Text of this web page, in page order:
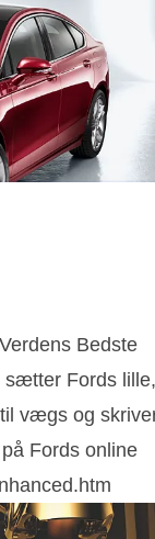
Bedste
sætter Fords lille,
vægs og
Fords online